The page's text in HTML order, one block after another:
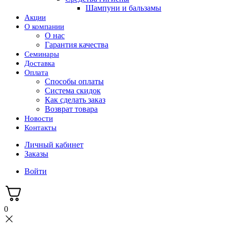
Шампуни и бальзамы
Акции
О компании
О нас
Гарантия качества
Семинары
Доставка
Оплата
Способы оплаты
Система скидок
Как сделать заказ
Возврат товара
Новости
Контакты
Личный кабинет
Заказы
Войти
0